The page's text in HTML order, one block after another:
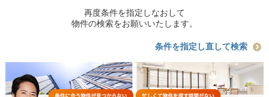
再度条件を指定しなおして
物件の検索をお願いいたします。
条件を指定し直して検索